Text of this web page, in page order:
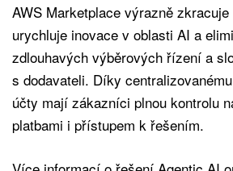
AWS Marketplace výrazně
urychluje inovace v oblasti AI a
zdlouhavých výběrových řízení a
s dodavateli. Díky
účty mají zákazníci plnou kontrolu
platbami i přístupem k řešením.